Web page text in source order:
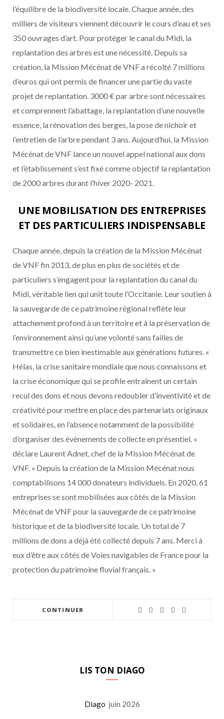
l’équilibre de la biodiversité locale. Chaque année, des
milliers de visiteurs viennent découvrir le cours d’eau et ses
350 ouvrages d’art. Pour protéger le canal du Midi, la
replantation des arbres est une nécessité. Depuis sa
création, la Mission Mécénat de VNF a récolté 7 millions
d’euros qui ont permis de financer une partie du vaste
projet de replantation. 3000 € par arbre sont nécessaires
et comprennent l’abattage, la replantation d’une nouvelle
essence, la rénovation des berges, la pose de nichoir et
l’entretien de l’arbre pendant 3 ans. Aujourd’hui, la Mission
Mécénat de VNF lance un nouvel appel national aux dons
et l’établissement s’est fixé comme objectif la replantation
de 2000 arbres durant l’hiver 2020- 2021.
UNE MOBILISATION DES ENTREPRISES
ET DES PARTICULIERS INDISPENSABLE
Chaque année, depuis la création de la Mission Mécénat
de VNF fin 2013, de plus en plus de sociétés et de
particuliers s’engagent pour la replantation du canal du
Midi, véritable lien qui unit toute l’Occitanie. Leur soutien à
la sauvegarde de ce patrimoine régional reflète leur
attachement profond à un territoire et à la préservation de
l’environnement ainsi qu’une volonté sans failles de
transmettre ce bien inestimable aux générations futures. «
Hélas, la crise sanitaire mondiale que nous connaissons et
la crise économique qui se profile entraînent un certain
recul des dons et nous devons redoubler d’inventivité et de
créativité pour mettre en place des partenariats originaux
et solidaires, en l’absence notamment de la possibilité
d’organiser des événements de collecte en présentiel. »
déclare Laurent Adnet, chef de la Mission Mécénat de
VNF. « Depuis la création de la Mission Mécénat nous
comptabilisons 14 000 donateurs individuels. En 2020, 61
entreprises se sont mobilisées aux côtés de la Mission
Mécénat de VNF pour la sauvegarde de ce patrimoine
historique et de la biodiversité locale. Un total de 7
millions de dons a déjà été collecté depuis 7 ans. Merci à
eux d’être aux côtés de Voies navigables de France pour la
protection du patrimoine fluvial français. »
CONTINUER
LIS TON DIAGO
Diago juin 2026